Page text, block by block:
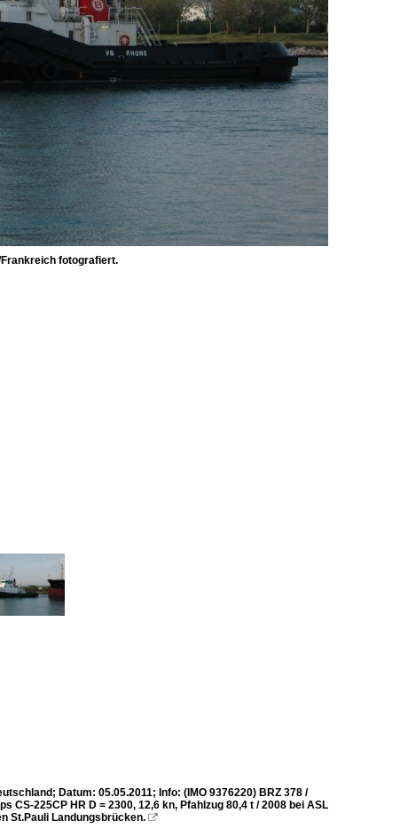
Frankreich fotografiert.
Datum: 05.05.2011; Info: (IMO 9376220) BRZ 378 /
CS-225CP HR D = 2300, 12,6 kn, Pfahlzug 80,4 t / 2008 bei ASL
St.Pauli Landungsbrücken. 